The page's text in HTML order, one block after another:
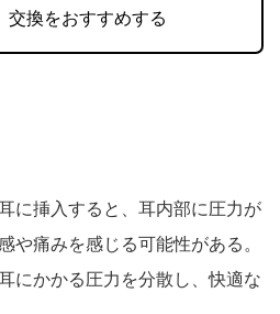
交換をおすすめする
に挿入すると、耳内部に圧力が
や痛みを感じる可能性がある。
にかかる圧力を分散し、快適な